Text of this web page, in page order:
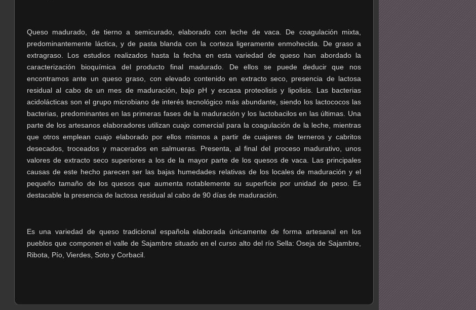
Queso madurado, de tierno a semicurado, elaborado con leche de vaca. De coagulación mixta,
predominantemente láctica, y de pasta blanda con la corteza ligeramente enmohecida. De graso a
extragraso. Los estudios realizados hasta la fecha en esta variedad de queso han abordado la
caracterización bioquímica del producto final madurado. De ellos se puede deducir que nos
encontramos ante un queso graso, con elevado contenido en extracto seco, presencia de lactosa
residual al cabo de un mes de maduración, bajo pH y escasa proteolisis y lipolisis. Las bacterias
acidolácticas son el grupo microbiano de interés tecnológico más abundante, siendo los lactococos las
bacterias, predominantes en las primeras fases de la maduración y los lactobacilos en las últimas. Una
parte de los artesanos elaboradores utilizan cuajo comercial para la coagulación de la leche, mientras
que otros emplean cuajo elaborado por ellos mismos a partir de cuajares de terneros y cabritos
desecados, troceados y macerados en salmueras. Presenta, al final del proceso madurativo, unos
valores de extracto seco superiores a los de la mayor parte de los quesos de vaca. Las principales
causas de este hecho parecen ser las bajas humedades relativas de los locales de maduración y el
pequeño tamaño de los quesos que aumenta notablemente su superficie por unidad de peso. Es
destacable la presencia de lactosa residual al cabo de 90 días de maduración.
Es una variedad de queso tradicional española elaborada únicamente de forma artesanal en los
pueblos que componen el valle de Sajambre situado en el curso alto del río Sella: Oseja de Sajambre,
Ribota, Pío, Vierdes, Soto y Corbacil.